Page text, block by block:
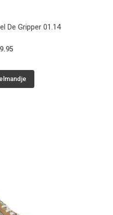
De Gripper 01.14